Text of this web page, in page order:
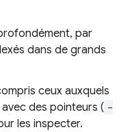
par
dans de grands
ceux auxquels
des pointeurs ( -
les inspecter.